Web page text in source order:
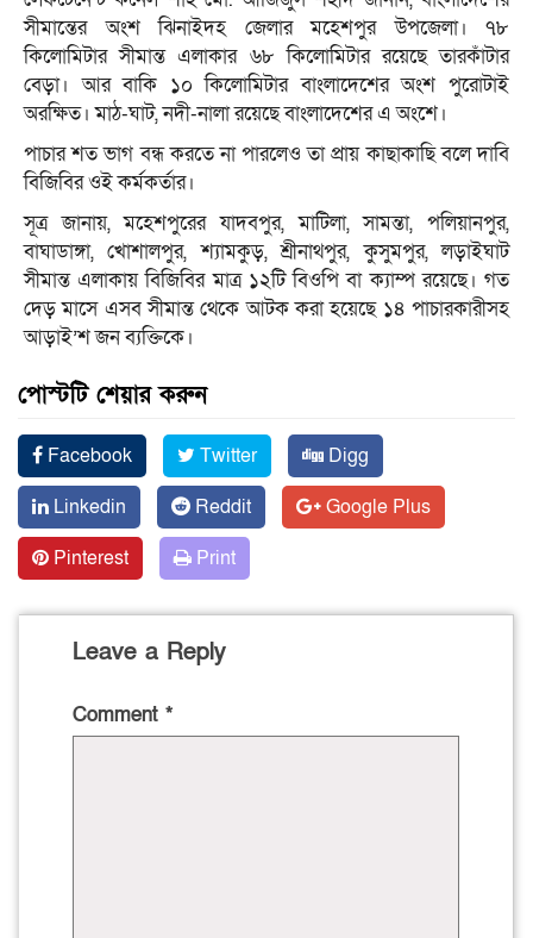
সীমান্তের অংশ ঝিনাইদহ জেলার মহেশপুর উপজেলা। ৭৮
কিলোমিটার সীমান্ত এলাকার ৬৮ কিলোমিটার রয়েছে তারকাঁটার
বেড়া। আর বাকি ১০ কিলোমিটার বাংলাদেশের অংশ পুরোটাই
অরক্ষিত। মাঠ-ঘাট, নদী-নালা রয়েছে বাংলাদেশের এ অংশে।
পাচার শত ভাগ বন্ধ করতে না পারলেও তা প্রায় কাছাকাছি বলে দাবি
বিজিবির ওই কর্মকর্তার।
সূত্র জানায়, মহেশপুরের যাদবপুর, মাটিলা, সামন্তা, পলিয়ানপুর,
বাঘাডাঙ্গা, খোশালপুর, শ্যামকুড়, শ্রীনাথপুর, কুসুমপুর, লড়াইঘাট
সীমান্ত এলাকায় বিজিবির মাত্র ১২টি বিওপি বা ক্যাম্প রয়েছে। গত
দেড় মাসে এসব সীমান্ত থেকে আটক করা হয়েছে ১৪ পাচারকারীসহ
আড়াই’শ জন ব্যক্তিকে।
পোস্টটি শেয়ার করুন
Facebook Twitter
Digg
Linkedin
Reddit
Google Plus
Pinterest
Print
Leave a Reply
Comment *